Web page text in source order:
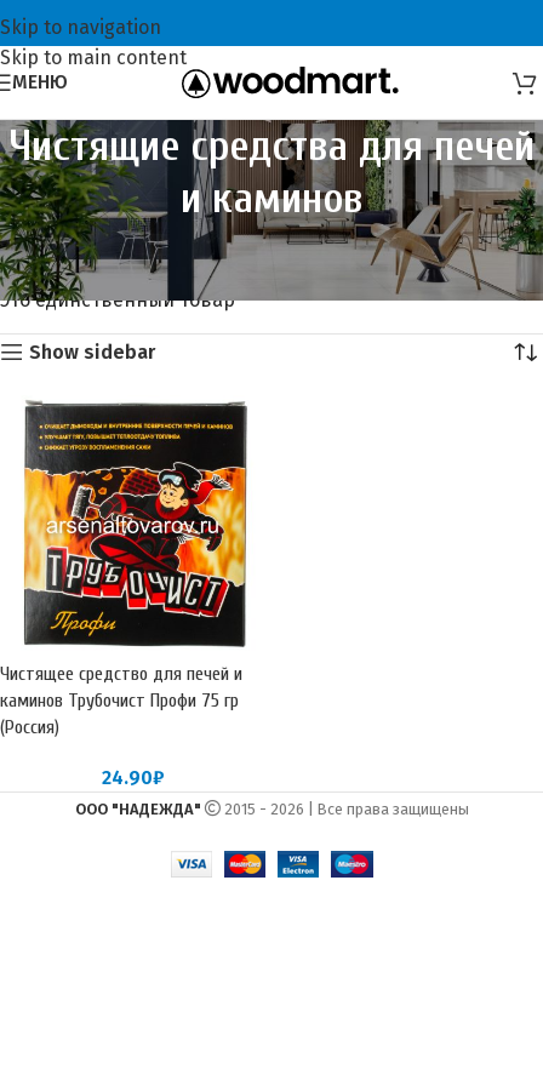
Skip to navigation
Skip to main content
МЕНЮ
Чистящие средства для печей
и каминов
Главная Хозтовары
Всё для пикника
Чистящие средства для печей и каминов
Это единственный товар
Show sidebar
Чистящее средство для печей и
каминов Трубочист Профи 75 гр
(Россия)
24.90₽
ООО "НАДЕЖДА" 2015 - 2026 | Все права защищены